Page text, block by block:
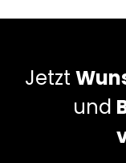
Jetzt
und